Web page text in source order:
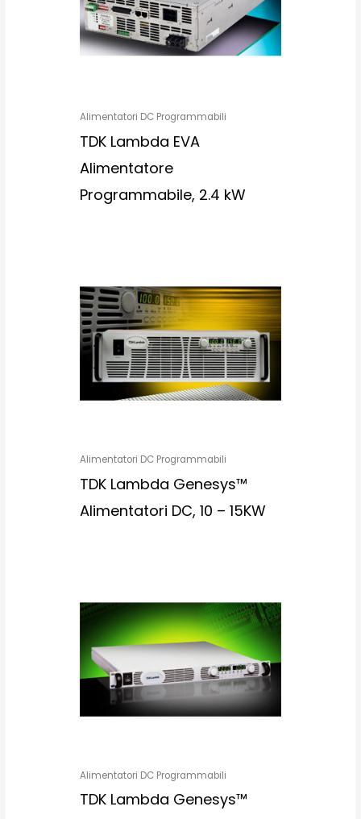
Alimentatori DC Programmabili
TDK Lambda EVA
Alimentatore
Programmabile, 2.4 kW
Alimentatori DC Programmabili
TDK Lambda Genesys™
Alimentatori DC, 10 – 15KW
Alimentatori DC Programmabili
TDK Lambda Genesys™